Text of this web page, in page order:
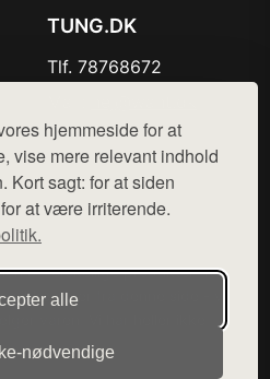
hjemmeside for at
vise mere relevant indhold
Kort sagt: for at siden
at være irriterende.
alle
TUNG.DK
Tlf. 78768672
Cookie- og privatlivspolitik
der udgiver en række
af forskellige produkter fra
ikke varer fra denne side - vi
varen. Vi har heller ikke